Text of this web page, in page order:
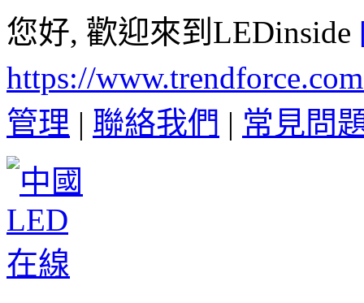
您好, 歡迎來到LEDinside
https://
管理 | 聯絡我們 | 常見問